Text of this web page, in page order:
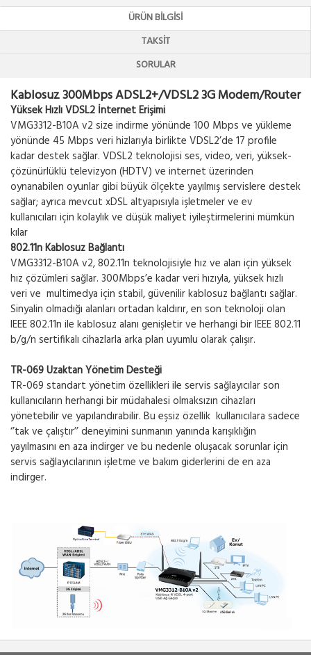
ÜRÜN BILGISI
TAKSIT
SORULAR
Kablosuz 300Mbps ADSL2+/VDSL2 3G Modem/Router
Yüksek Hızlı VDSL2 İnternet Erişimi
VMG3312-B10A v2 size indirme yönünde 100 Mbps ve yükleme
yönünde 45 Mbps veri hizlarıyla birlikte VDSL2’de 17 profile
kadar destek sağlar. VDSL2 teknolojisi ses, video, veri, yüksek-
çözünürlüklü televizyon (HDTV) ve internet üzerinden
oynanabilen oyunlar gibi büyük ölçekte yayılmış servislere destek
sağlar; ayrıca mevcut xDSL altyapısıyla işletmeler ve ev
kullanıcıları için kolaylık ve düşük maliyet iyileştirmelerini mümkün
kılar
802.11n Kablosuz Bağlantı
VMG3312-B10A v2, 802.11n teknolojisiyle hız ve alan için yüksek
hız çözümleri sağlar. 300Mbps’e kadar veri hızıyla, yüksek hızlı
veri ve multimedya için stabil, güvenilir kablosuz bağlantı sağlar.
Sinyalin olmadığı alanları ortadan kaldırır, en son teknoloji olan
IEEE 802.11n ile kablosuz alanı genişletir ve herhangi bir IEEE 802.11
b/g/n sertifikalı cihazlarla arka plan uyumlu olarak çalışır.
TR-069 Uzaktan Yönetim Desteği
TR-069 standart yönetim özellikleri ile servis sağlayıcılar son
kullanıcıların herhangi bir müdahalesi olmaksızın cihazları
yönetebilir ve yapılandırabilir. Bu eşsiz özellik kullanıcılara sadece
‘’tak ve çalıştır’’ deneyimini sunmanın yanında karışıklığın
yayılmasını en aza indirger ve bu nedenle oluşacak sorunlar için
servis sağlayıcılarının işletme ve bakım giderlerini de en aza
indirger.